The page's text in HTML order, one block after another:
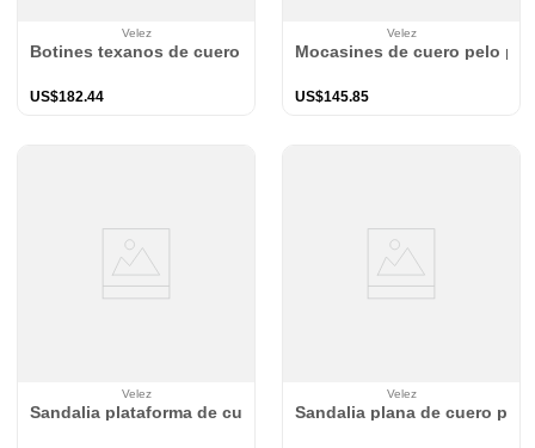
Velez
Botines texanos de cuero gamuzado para mujer Nara
US$182.44
Velez
Mocasines de cuero pelo
US$145.85
Velez
Sandalia plataforma de cuero para mujer Waves
Velez
Sandalia plana de cuero